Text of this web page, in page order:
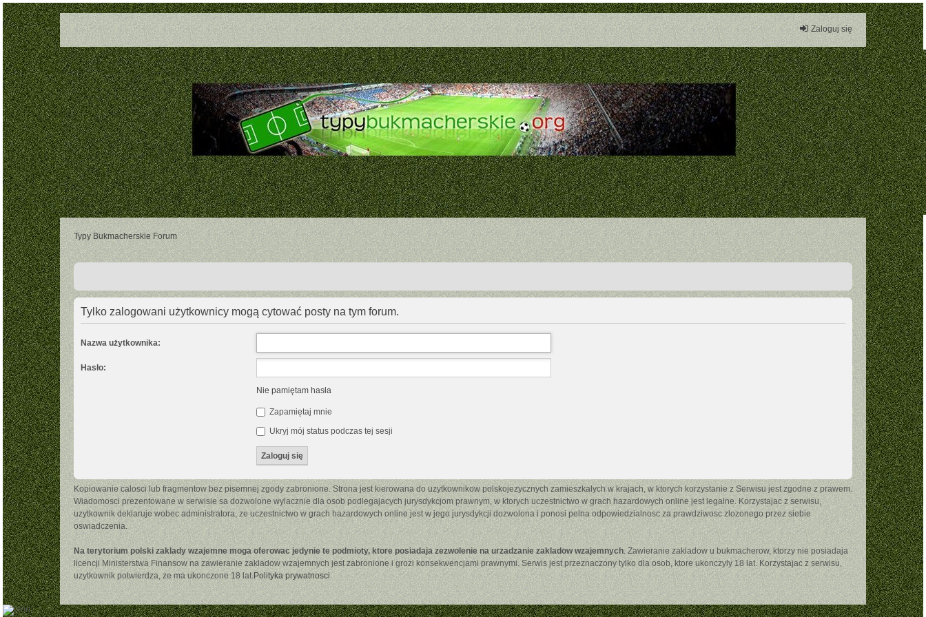
Zaloguj się
Typy Bukmacherskie Forum
Tylko zalogowani użytkownicy mogą cytować posty na tym forum.
Nazwa użytkownika:
Hasło:
Nie pamiętam hasła
Zapamiętaj mnie
Ukryj mój status podczas tej sesji
Kopiowanie calosci lub fragmentow bez pisemnej zgody zabronione. Strona jest kierowana do uzytkownikow polskojezycznych zamieszkalych w krajach, w ktorych korzystanie z Serwisu jest zgodne z prawem.
Wiadomosci prezentowane w serwisie sa dozwolone wylacznie dla osob podlegajacych jurysdykcjom prawnym, w ktorych uczestnictwo w grach hazardowych online jest legalne. Korzystajac z serwisu,
uzytkownik deklaruje wobec administratora, ze uczestnictwo w grach hazardowych online jest w jego jurysdykcji dozwolona i ponosi pelna odpowiedzialnosc za prawdziwosc zlozonego przez siebie
oswiadczenia.
Na terytorium polski zaklady wzajemne moga oferowac jedynie te podmioty, ktore posiadaja zezwolenie na urzadzanie zakladow wzajemnych. Zawieranie zakladow u bukmacherow, ktorzy nie posiadaja
licencji Ministerstwa Finansow na zawieranie zakladow wzajemnych jest zabronione i grozi konsekwencjami prawnymi. Serwis jest przeznaczony tylko dla osob, ktore ukonczyly 18 lat. Korzystajac z serwisu,
uzytkownik potwierdza, ze ma ukonczone 18 lat.Polityka prywatnosci